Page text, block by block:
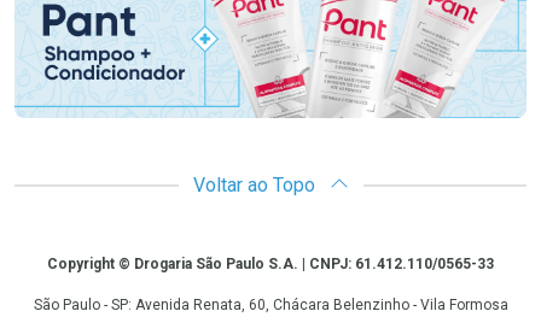
Voltar ao Topo
CopyrightCopyright © Drogaria São Paulo S.A. | CNPJ: 61.412.110/0565-33
São Paulo - SP: Avenida Renata, 60, Chácara Belenzinho - Vila Formosa